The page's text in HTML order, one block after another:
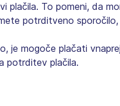
plačila. To pomeni, da
potrditveno
mogoče plačati
potrditev plačila.